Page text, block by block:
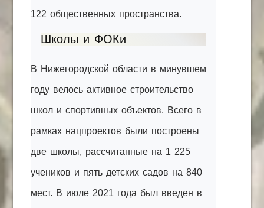
122 общественных пространства.
Школы и ФОКи
В Нижегородской области в минувшем
году велось активное строительство
школ и спортивных объектов. Всего в
рамках нацпроектов были построены
две школы, рассчитанные на 1 225
учеников и пять детских садов на 840
мест. В июле 2021 года был введен в